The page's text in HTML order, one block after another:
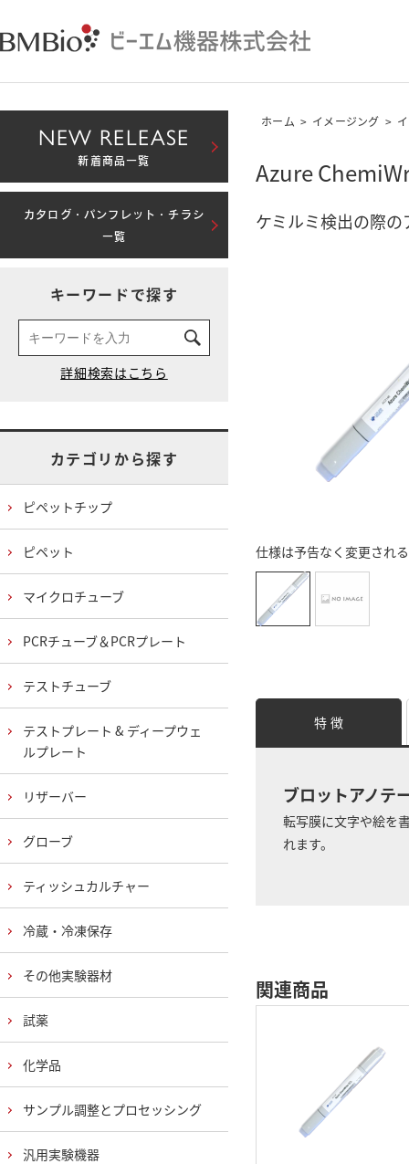
ホーム > イメージング >
Azure
ケミルミ検出の際
仕様は予告なく変更され
特 徴
ブロットアノテ
転写膜に文字や絵を
れます。
関連商品
NEW RELEASE
新着商品一覧
カタログ・パンフレット・チラシ
一覧
キーワードで探す
カテゴリから探す
ピペットチップ
ピペット
マイクロチューブ
PCRチューブ＆PCRプレート
テストチューブ
テストプレート & ディープウェ
ルプレート
リザーバー
グローブ
ティッシュカルチャー
冷蔵・冷凍保存
その他実験器材
試薬
化学品
サンプル調整とプロセッシング
汎用実験機器